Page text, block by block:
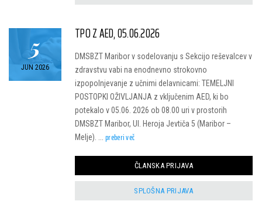
5
JUN 2026
TPO Z AED, 05.06.2026
DMSBZT Maribor v sodelovanju s Sekcijo reševalcev v
zdravstvu vabi na enodnevno strokovno
izpopolnjevanje z učnimi delavnicami: TEMELJNI
POSTOPKI OŽIVLJANJA z vključenim AED, ki bo
potekalo v 05.06. 2026 ob 08.00 uri v prostorih
DMSBZT Maribor, Ul. Heroja Jevtiča 5 (Maribor –
Melje). ... preberi več
ČLANSKA PRIJAVA
SPLOŠNA PRIJAVA